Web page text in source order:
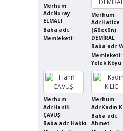
Merhum
Adı:Nuray
ELMALI
Baba adı:
Memleketi:
Merhum
Adı:Hatice
(Güssün)
DEMİRAL
Baba adı:
Memleketi:
Yelek Köyü
Merhum
Adı:Hanifi
ÇAVUŞ
Baba adı: Hakkı
Merhum
Adı:Kadın
Baba adı:
Ahmet